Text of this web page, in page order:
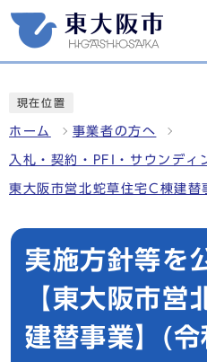
現在位置
ホーム 事業者の方へ
入札・契約・PFI・サウンディ
東大阪市営北蛇草住宅C棟建替
実施方針等を
【東大阪市営
建替事業】(